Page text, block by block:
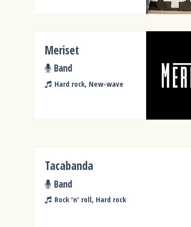
Meriset
Band
Hard rock, New-wave
Tacabanda
Band
Rock 'n' roll, Hard rock